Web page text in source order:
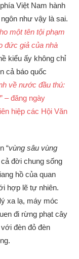
Việt Nam hành
như vậy là sai.
một tên tội phạm
đức giả của nhà
kiểu ấy không chỉ
cả báo quốc
về nước đầu thú:
” – đăng ngày
hiệp các Hội Văn
“vùng sâu vùng
đời chung sống
hồ của quan
hợp lẽ tự nhiên.
xa lạ, máy móc
đi rừng phạt cây
đèn đỏ đèn